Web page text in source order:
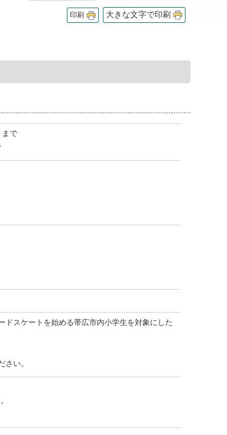
印刷 大きな文字で印刷
まで
スケートを始める帯広市内小学生を対象にした
い。